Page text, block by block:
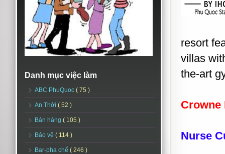
Danh mục việc làm
ABC PhuQuoc ( 75 )
An Thới ( 52 )
Bán hàng ( 105 )
Bảo vệ ( 114 )
Bar-pha chế ( 246 )
resort
villas
the-art
Crowne
Nurse